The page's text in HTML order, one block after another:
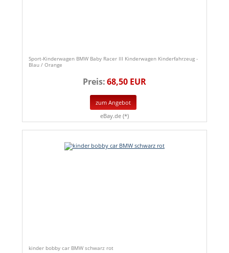
Sport-Kinderwagen BMW Baby Racer III Kinderwagen Kinderfahrzeug -
Blau / Orange
Preis:68,50 EUR
zum Angebot
eBay.de (*)
kinder bobby car BMW schwarz rot